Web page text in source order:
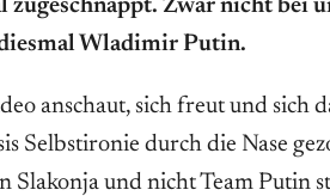
Zwar nicht bei
Wladimir Putin.
anschaut, sich freut und sich
Selbstironie durch die Nase
Slakonja und nicht Team Putin